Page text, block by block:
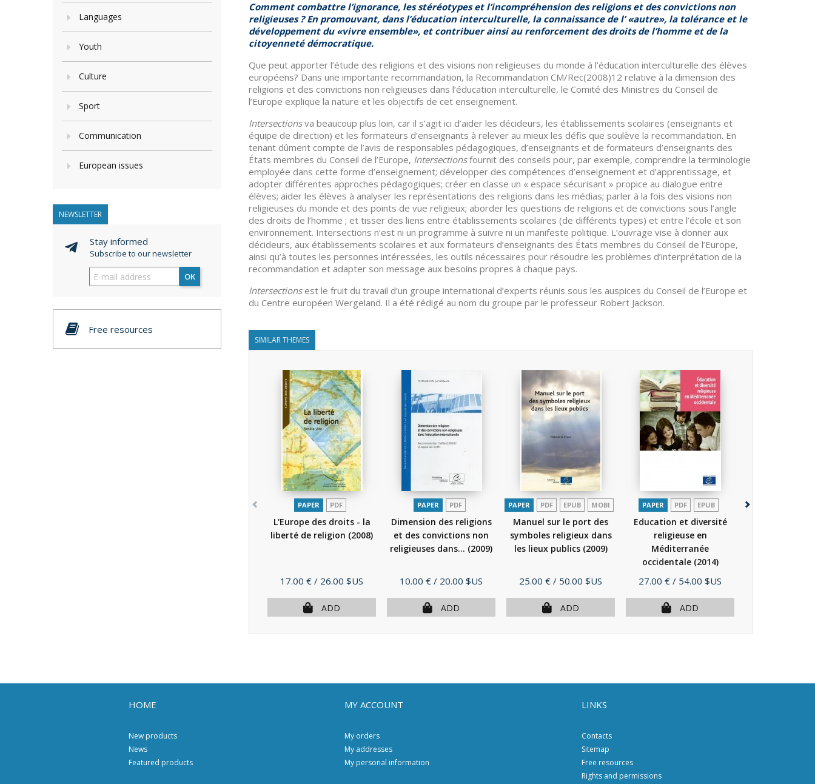
Languages
Youth
Culture
Sport
Communication
European issues
NEWSLETTER
Stay informed
Subscribe to our newsletter
OK
Free resources
Comment combattre l’ignorance, les stéréotypes et l’incompréhension des religions et des convictions non
religieuses ? En promouvant, dans l’éducation interculturelle, la connaissance de l’ «autre», la tolérance et le
développement du «vivre ensemble», et contribuer ainsi au renforcement des droits de l’homme et de la
citoyenneté démocratique.
Que peut apporter l’étude des religions et des visions non religieuses du monde à l’éducation interculturelle des élèves
européens? Dans une importante recommandation, la Recommandation CM/Rec(2008)12 relative à la dimension des
religions et des convictions non religieuses dans l’éducation interculturelle, le Comité des Ministres du Conseil de
l’Europe explique la nature et les objectifs de cet enseignement.
Intersectionsva beaucoup plus loin, car il s’agit ici d’aider les décideurs, les établissements scolaires (enseignants et
équipe de direction) et les formateurs d’enseignants à relever au mieux les défis que soulève la recommandation. En
tenant dûment compte de l’avis de responsables pédagogiques, d’enseignants et de formateurs d’enseignants des
États membres du Conseil de l’Europe, Intersectionsfournit des conseils pour, par exemple, comprendre la terminologie
employée dans cette forme d’enseignement; développer des compétences d’enseignement et d’apprentissage, et
adopter différentes approches pédagogiques; créer en classe un « espace sécurisant » propice au dialogue entre
élèves; aider les élèves à analyser les représentations des religions dans les médias; parler à la fois des visions non
religieuses du monde et des points de vue religieux; aborder les questions de religions et de convictions sous l’angle
des droits de l’homme ; et tisser des liens entre établissements scolaires (de différents types) et entre l’école et son
environnement. Intersections n’est ni un programme à suivre ni un manifeste politique. L’ouvrage vise à donner aux
décideurs, aux établissements scolaires et aux formateurs d’enseignants des États membres du Conseil de l’Europe,
ainsi qu’à toutes les personnes intéressées, les outils nécessaires pour résoudre les problèmes d’interprétation de la
recommandation et adapter son message aux besoins propres à chaque pays.
Intersectionsest le fruit du travail d’un groupe international d’experts réunis sous les auspices du Conseil de l’Europe et
du Centre européen Wergeland. Il a été rédigé au nom du groupe par le professeur Robert Jackson.
SIMILAR THEMES
PAPER PDF
L'Europe des droits - la
liberté de religion (2008)
Price
17.00 € / 26.00 $US
ADD
PAPER PDF
Dimension des religions
et des convictions non
religieuses dans... (2009)
Price
10.00 € / 20.00 $US
ADD
PAPER PDF EPUB MOBI
Manuel sur le port des
symboles religieux dans
les lieux publics (2009)
Price
25.00 € / 50.00 $US
ADD
PAPER PDF EPUB
Education et diversité
religieuse en
Méditerranée
occidentale (2014)
Price
27.00 € / 54.00 $US
ADD
HOME
New products
News
Featured products
MY ACCOUNT
My orders
My addresses
My personal information
LINKS
Contacts
Sitemap
Free resources
Rights and permissions